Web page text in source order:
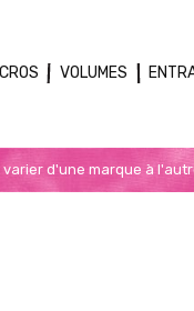
VOLUMES
d'une marque à